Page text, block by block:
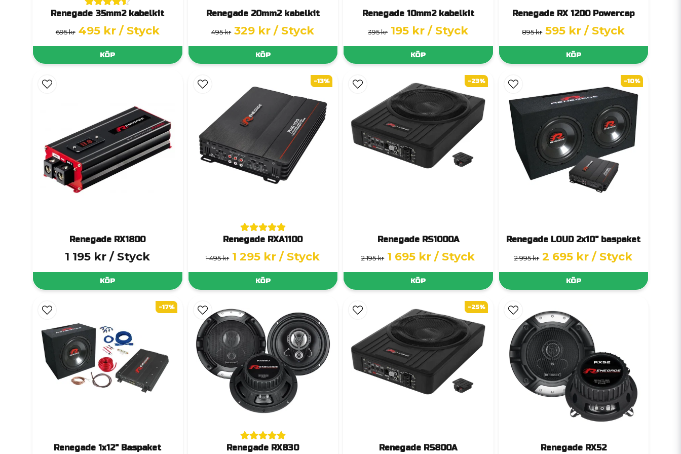
Renegade 35mm2 kabelkit
695 kr 495 kr / Styck
KÖP
Renegade 20mm2 kabelkit
495 kr 329 kr / Styck
KÖP
Renegade 10mm2 kabelkit
395 kr 195 kr / Styck
KÖP
Renegade RX 1200 Powercap
895 kr 595 kr / Styck
KÖP
Renegade RX1800
1 195 kr / Styck
KÖP
Renegade RXA1100
1 495 kr 1 295 kr / Styck
KÖP
-13%
Renegade RS1000A
2 195 kr 1 695 kr / Styck
KÖP
-23%
Renegade LOUD 2x10" baspaket
2 995 kr 2 695 kr / Styck
KÖP
-10%
Renegade 1x12" Baspaket
-17%
Renegade RX830 Renegade RS800A
-25%
Renegade RX52